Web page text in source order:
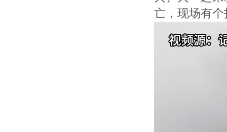
亡，现场有